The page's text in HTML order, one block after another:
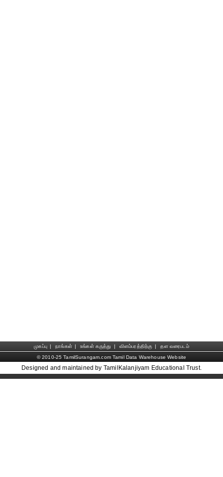
முகப்பு | நாங்கள் | உங்கள் கருத்து | விளம்பரத்திற்கு |
தள வரைபடம்
© 2010-25 TamilSurangam.com Tamil Data Warehouse Website
Designed and maintained by TamilKalanjiyam Educational Trust.